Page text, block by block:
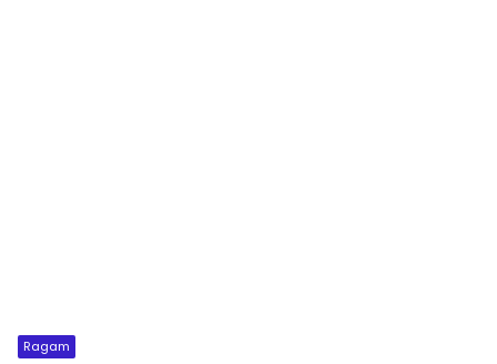
Ragam